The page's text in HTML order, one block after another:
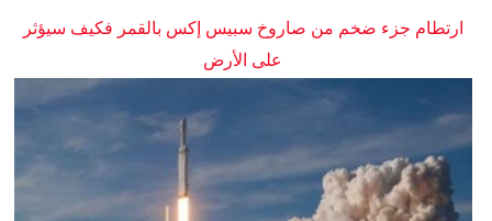
ارتطام جزء ضخم من صاروخ سبيس إكس بالقمر فكيف سيؤثر
على الأرض